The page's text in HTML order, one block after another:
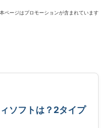
ページはプロモーションが含まれています
ソフトは？2タイプ